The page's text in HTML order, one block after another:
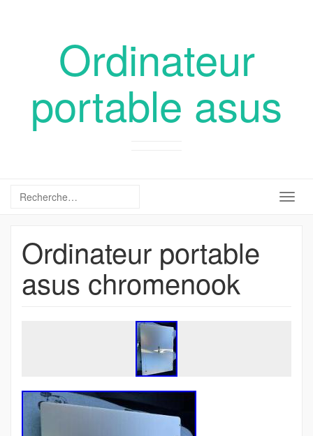
Ordinateur
portable asus
Ordinateur portable
asus chromenook